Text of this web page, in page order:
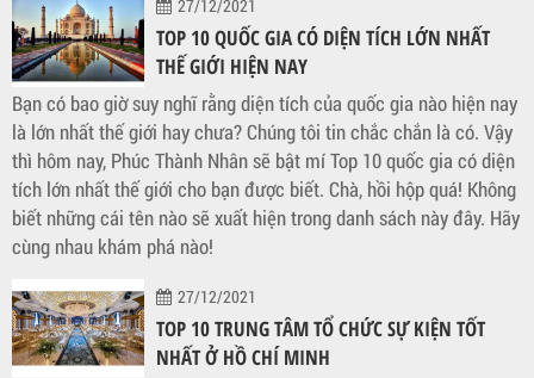
27/12/2021
TOP 10 QUỐC GIA CÓ DIỆN TÍCH LỚN NHẤT
THẾ GIỚI HIỆN NAY
Bạn có bao giờ suy nghĩ rằng diện tích của quốc gia nào hiện nay
là lớn nhất thế giới hay chưa? Chúng tôi tin chắc chắn là có. Vậy
thì hôm nay, Phúc Thành Nhân sẽ bật mí Top 10 quốc gia có diện
tích lớn nhất thế giới cho bạn được biết. Chà, hồi hộp quá! Không
biết những cái tên nào sẽ xuất hiện trong danh sách này đây. Hãy
cùng nhau khám phá nào!
27/12/2021
TOP 10 TRUNG TÂM TỔ CHỨC SỰ KIỆN TỐT
NHẤT Ở HỒ CHÍ MINH